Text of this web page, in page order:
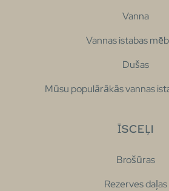
Vanna
Vannas istabas
Dušas
Mūsu populārākās vannas
ĪSCEĻI
Brošūras
Rezerves daļas